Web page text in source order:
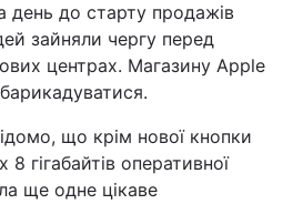
день до старту продажів
зайняли чергу перед
центрах. Магазину Apple
що крім нової кнопки
гігабайтів оперативної
ще одне цікаве